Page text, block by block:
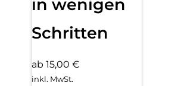
in wenigen
Schritten
ab 15,00 €
inkl. MwSt.